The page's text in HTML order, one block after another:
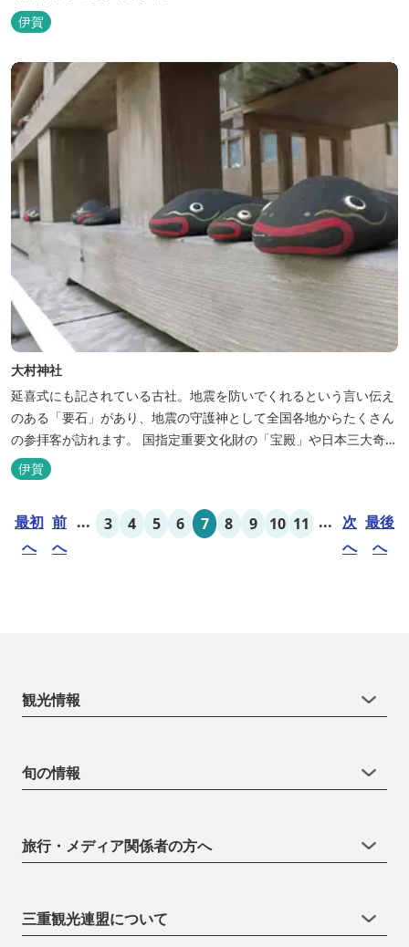
伊賀
大村神社
延喜式にも記されている古社。地震を防いでくれるという言い伝え
のある「要石」があり、地震の守護神として全国各地からたくさん
の参拝客が訪れます。 国指定重要文化財の「宝殿」や日本三大奇鐘
の一つ「虫喰鐘」などがあるほか、境内の欄干に並べられている
「願掛けなまず」というお守りは、願いを叶えた後に奉納されたも
行われ、なまずの花車や獅子...
伊賀
最初
へ
前
へ
... 3 4 5 6 7 8 9 10 11 ... 次
へ
最後
へ
観光情報
旬の情報
旅行・メディア関係者の方へ
三重観光連盟について